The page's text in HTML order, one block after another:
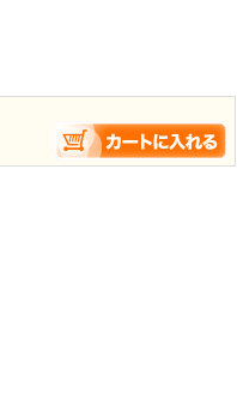
+ QuickTime7.1 です。Mac OS